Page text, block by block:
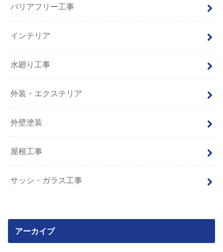
バリアフリー工事
インテリア
水廻り工事
外装・エクステリア
外壁塗装
屋根工事
サッシ・ガラス工事
アーカイブ